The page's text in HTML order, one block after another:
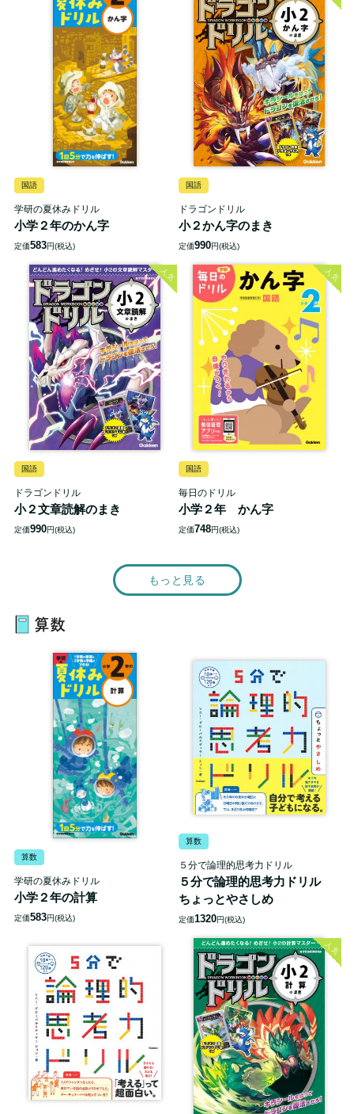
国語
学研の夏休みドリル
小学２年のかん字
定価583円(税込)
国語
ドラゴンドリル
小２かん字のまき
定価990円(税込)
人気
国語
ドラゴンドリル
小２文章読解のまき
定価990円(税込)
人気
国語
毎日のドリル
小学２年 かん字
定価748円(税込)
もっと見る
算数
算数
学研の夏休みドリル
小学２年の計算
定価583円(税込)
算数
５分で論理的思考力ドリル
５分で論理的思考力ドリル
ちょっとやさしめ
定価1320円(税込)
人気